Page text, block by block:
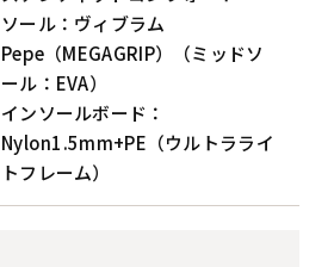
ソール：ヴィブラム
Pepe（MEGAGRIP）（ミッドソ
ール：EVA）
インソールボード：
Nylon1.5mm+PE（ウルトラライ
トフレーム）